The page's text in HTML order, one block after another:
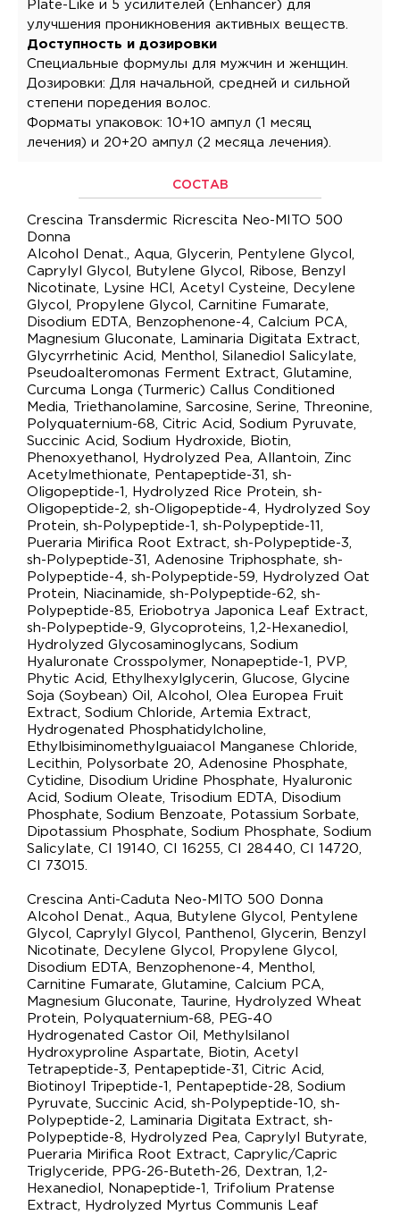
Plate-Like и 5 усилителей (Enhancer) для
улучшения проникновения активных веществ.
Доступность и дозировки
Специальные формулы для мужчин и женщин.
Дозировки: Для начальной, средней и сильной
степени поредения волос.
Форматы упаковок: 10+10 ампул (1 месяц
лечения) и 20+20 ампул (2 месяца лечения).
СОСТАВ
Crescina Transdermic Ricrescita Neo-MITO 500
Donna
Alcohol Denat., Aqua, Glycerin, Pentylene Glycol,
Caprylyl Glycol, Butylene Glycol, Ribose, Benzyl
Nicotinate, Lysine HCl, Acetyl Cysteine, Decylene
Glycol, Propylene Glycol, Carnitine Fumarate,
Disodium EDTA, Benzophenone-4, Calcium PCA,
Magnesium Gluconate, Laminaria Digitata Extract,
Glycyrrhetinic Acid, Menthol, Silanediol Salicylate,
Pseudoalteromonas Ferment Extract, Glutamine,
Curcuma Longa (Turmeric) Callus Conditioned
Media, Triethanolamine, Sarcosine, Serine, Threonine,
Polyquaternium-68, Citric Acid, Sodium Pyruvate,
Succinic Acid, Sodium Hydroxide, Biotin,
Phenoxyethanol, Hydrolyzed Pea, Allantoin, Zinc
Acetylmethionate, Pentapeptide-31, sh-
Oligopeptide-1, Hydrolyzed Rice Protein, sh-
Oligopeptide-2, sh-Oligopeptide-4, Hydrolyzed Soy
Protein, sh-Polypeptide-1, sh-Polypeptide-11,
Pueraria Mirifica Root Extract, sh-Polypeptide-3,
sh-Polypeptide-31, Adenosine Triphosphate, sh-
Polypeptide-4, sh-Polypeptide-59, Hydrolyzed Oat
Protein, Niacinamide, sh-Polypeptide-62, sh-
Polypeptide-85, Eriobotrya Japonica Leaf Extract,
sh-Polypeptide-9, Glycoproteins, 1,2-Hexanediol,
Hydrolyzed Glycosaminoglycans, Sodium
Hyaluronate Crosspolymer, Nonapeptide-1, PVP,
Phytic Acid, Ethylhexylglycerin, Glucose, Glycine
Soja (Soybean) Oil, Alcohol, Olea Europea Fruit
Extract, Sodium Chloride, Artemia Extract,
Hydrogenated Phosphatidylcholine,
Ethylbisiminomethylguaiacol Manganese Chloride,
Lecithin, Polysorbate 20, Adenosine Phosphate,
Cytidine, Disodium Uridine Phosphate, Hyaluronic
Acid, Sodium Oleate, Trisodium EDTA, Disodium
Phosphate, Sodium Benzoate, Potassium Sorbate,
Dipotassium Phosphate, Sodium Phosphate, Sodium
Salicylate, CI 19140, CI 16255, CI 28440, CI 14720,
CI 73015.
Crescina Anti-Caduta Neo-MITO 500 Donna
Alcohol Denat., Aqua, Butylene Glycol, Pentylene
Glycol, Caprylyl Glycol, Panthenol, Glycerin, Benzyl
Nicotinate, Decylene Glycol, Propylene Glycol,
Disodium EDTA, Benzophenone-4, Menthol,
Carnitine Fumarate, Glutamine, Calcium PCA,
Magnesium Gluconate, Taurine, Hydrolyzed Wheat
Protein, Polyquaternium-68, PEG-40
Hydrogenated Castor Oil, Methylsilanol
Hydroxyproline Aspartate, Biotin, Acetyl
Tetrapeptide-3, Pentapeptide-31, Citric Acid,
Biotinoyl Tripeptide-1, Pentapeptide-28, Sodium
Pyruvate, Succinic Acid, sh-Polypeptide-10, sh-
Polypeptide-2, Laminaria Digitata Extract, sh-
Polypeptide-8, Hydrolyzed Pea, Caprylyl Butyrate,
Pueraria Mirifica Root Extract, Caprylic/Capric
Triglyceride, PPG-26-Buteth-26, Dextran, 1,2-
Hexanediol, Nonapeptide-1, Trifolium Pratense
Extract, Hydrolyzed Myrtus Communis Leaf